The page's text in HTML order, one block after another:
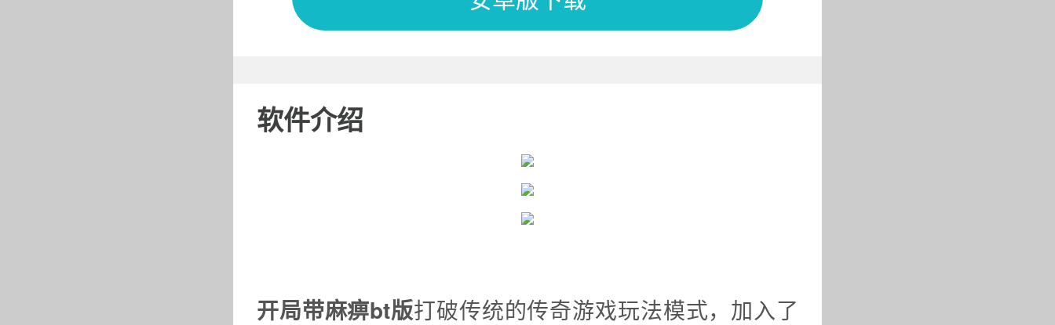
软件介绍
开局带麻痹bt版打破传统的传奇游戏玩法模式，加入了